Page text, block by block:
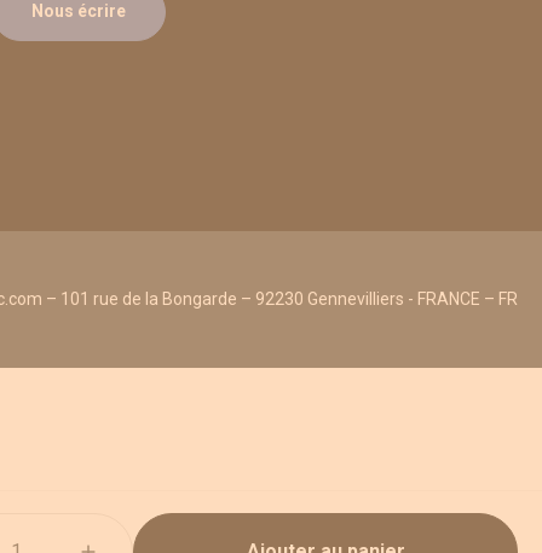
Nous écrire
– 101 rue de la Bongarde – 92230 Gennevilliers - FRANCE – FR